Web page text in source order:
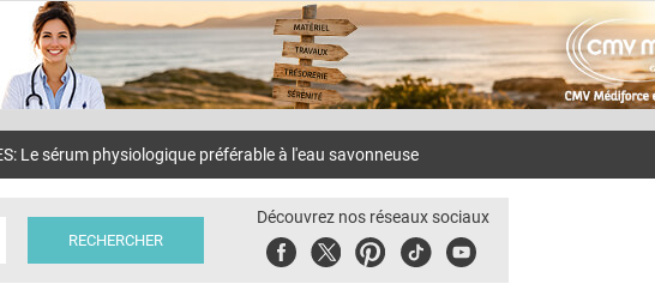
Le sérum physiologique préférable à l'eau savonneuse
Découvrez nos réseaux sociaux
FacebookTwitterPinterest
TiktokYoubute